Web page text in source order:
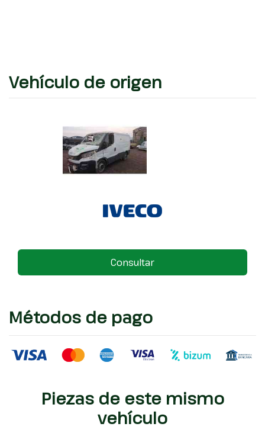
Vehículo de origen
Consultar
Métodos de pago
Piezas de este mismo
vehículo